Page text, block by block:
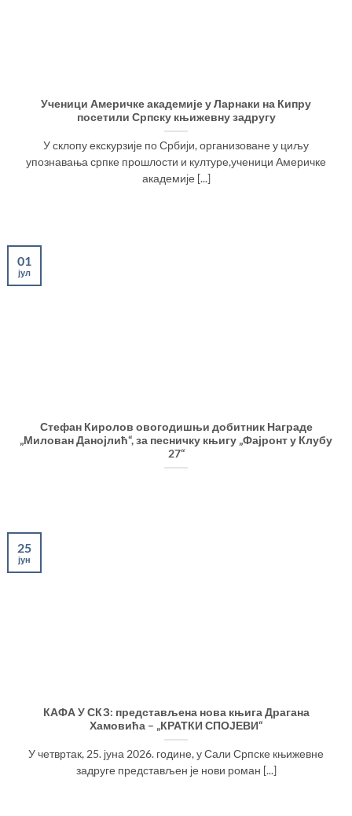
Ученици Америчке академије у Ларнаки на Кипру
посетили Српску књижевну задругу
У склопу екскурзије по Србији, организоване у циљу
упознавања српке прошлости и културе,ученици Америчке
академије [...]
Стефан Киролов овогодишњи добитник Награде
„Милован Данојлић“, за песничку књигу „Фајронт у Клубу
27“
01
јул
КАФА У СКЗ: представљена нова књига Драгана
Хамовића – „КРАТКИ СПОЈЕВИ“
У четвртак, 25. јуна 2026. године, у Сали Српске књижевне
задруге представљен је нови роман [...]
25
јун